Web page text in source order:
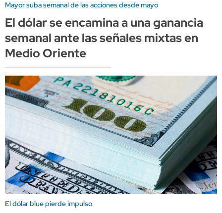
Mayor suba semanal de las acciones desde mayo
El dólar se encamina a una ganancia
semanal ante las señales mixtas en
Medio Oriente
El dólar blue pierde impulso